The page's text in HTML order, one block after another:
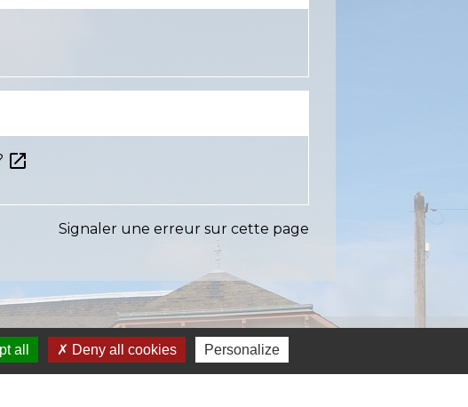
open_in_new
Signaler une erreur sur cette page
Liens
all Deny all cookies Personalize